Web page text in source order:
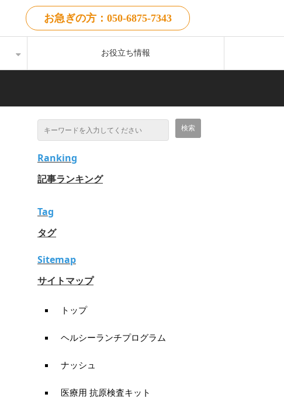
お急ぎの方：050-6875-7343
お役立ち情報
Ranking
記事ランキング
Tag
タグ
Sitemap
サイトマップ
トップ
ヘルシーランチプログラム
ナッシュ
医療用 抗原検査キット